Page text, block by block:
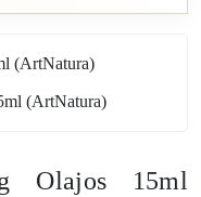
Olajos 15ml